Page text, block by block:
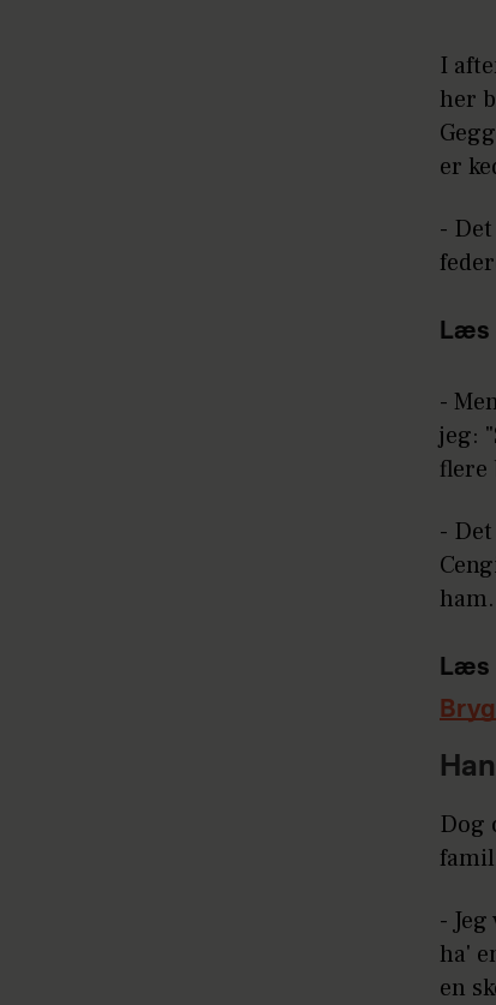
I
her
er
-
Læs
-
jeg:
flere
-
ham.
Læs
Dog
-
ha'
en